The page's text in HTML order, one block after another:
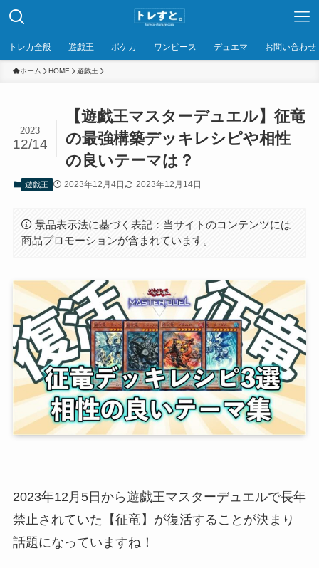
トレカ全般 遊戯王 ポケカ ワンピース デュエマ お問い合わせ
ホーム HOME 遊戯王
【遊戯王マスターデュエル】征竜
の最強構築デッキレシピや相性
の良いテーマは？
2023
12/14
遊戯王 2023年12月4日 2023年12月14日
景品表示法に基づく表記：当サイトのコンテンツには
商品プロモーションが含まれています。
2023年12月5日から遊戯王マスターデュエルで長年
禁止されていた【征竜】が復活することが決まり
話題になっていますね！